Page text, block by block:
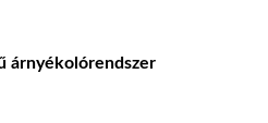
árnyékolórendszer